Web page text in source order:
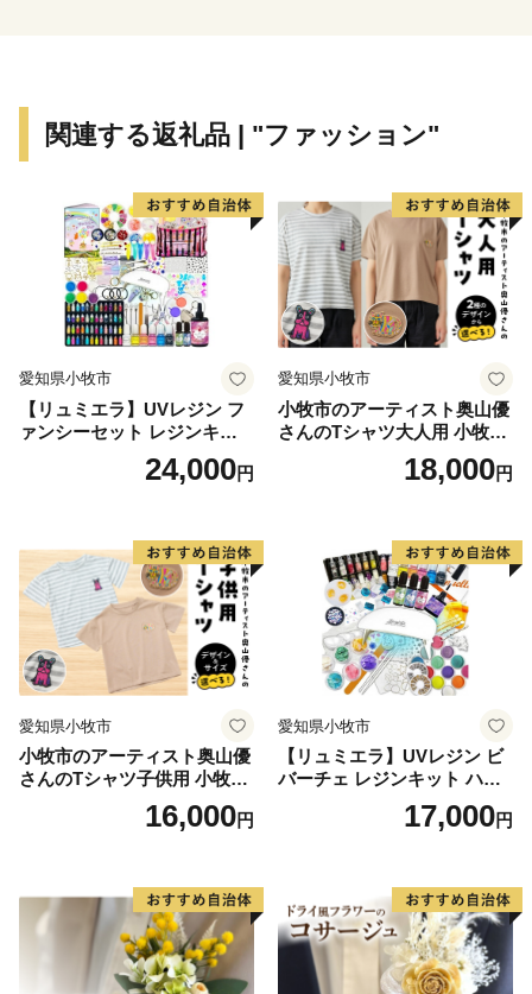
町みこしや子供みこし、まんど行列、千人おどり、神社
みこしなどが華麗で勇壮に練り歩き、女性だけで担ぐ天
狗みこしがまつりに華を添え、その姿は圧巻です。
関連する返礼品 | "ファッション"
愛知県小牧市
【リュミエラ】UVレジン フ
ァンシーセット レジンキッ
ト ハンドメイド レジンクラ
フト アクセサリーキット 手
24,000円
愛知県小牧市
小牧市のアーティスト奥山優
さんのTシャツ大人用 小牧市
18,000円
愛知県小牧市
小牧市のアーティスト奥山優
さんのTシャツ子供用 小牧市
16,000円
愛知県小牧市
【リュミエラ】UVレジン ビ
バーチェ レジンキット ハン
ドメイド レジンクラフト ア
クセサリーキット 手作り セ
17,000円